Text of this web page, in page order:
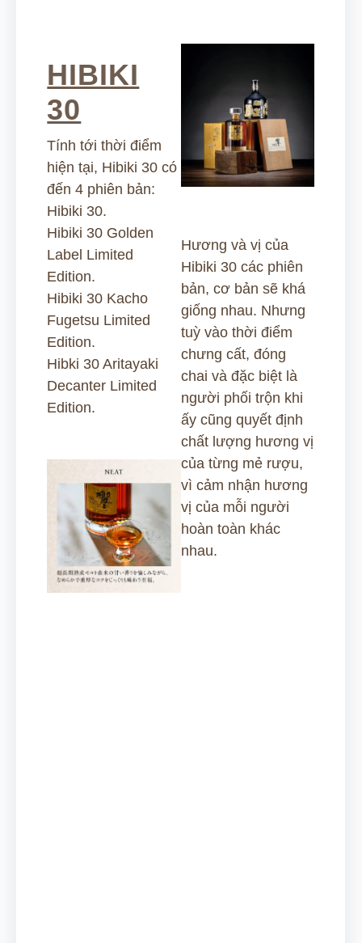
HIBIKI
30
Tính tới thời điểm
hiện tại, Hibiki 30 có
đến 4 phiên bản:
Hibiki 30.
Hibiki 30 Golden
Label Limited
Edition.
Hibiki 30 Kacho
Fugetsu Limited
Edition.
Hibki 30 Aritayaki
Decanter Limited
Edition.
Hương và vị của
Hibiki 30 các phiên
bản, cơ bản sẽ khá
giống nhau. Nhưng
tuỳ vào thời điểm
chưng cất, đóng
chai và đặc biệt là
người phối trộn khi
ấy cũng quyết định
chất lượng hương vị
của từng mẻ rượu,
vì cảm nhận hương
vị của mỗi người
hoàn toàn khác
nhau.